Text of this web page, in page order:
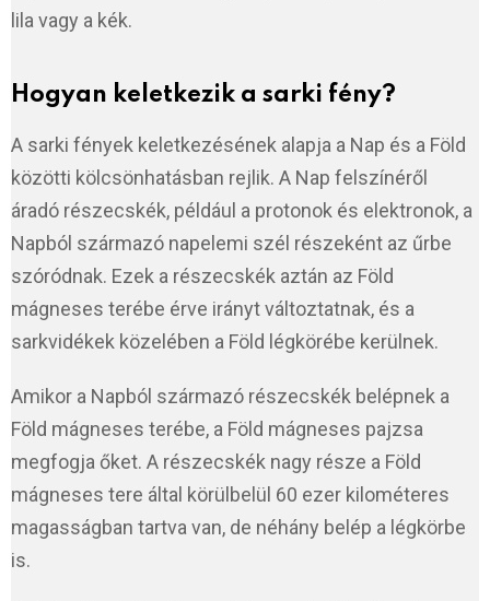
lila vagy a kék.
Hogyan keletkezik a sarki fény?
A sarki fények keletkezésének alapja a Nap és a Föld
közötti kölcsönhatásban rejlik. A Nap felszínéről
áradó részecskék, például a protonok és elektronok, a
Napból származó napelemi szél részeként az űrbe
szóródnak. Ezek a részecskék aztán az Föld
mágneses terébe érve irányt változtatnak, és a
sarkvidékek közelében a Föld légkörébe kerülnek.
Amikor a Napból származó részecskék belépnek a
Föld mágneses terébe, a Föld mágneses pajzsa
megfogja őket. A részecskék nagy része a Föld
mágneses tere által körülbelül 60 ezer kilométeres
magasságban tartva van, de néhány belép a légkörbe
is.